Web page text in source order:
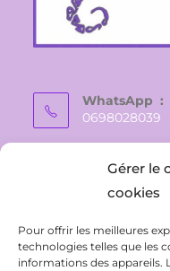
Gérer le
cookies
Pour offrir les meilleures
technologies telles que les
informations des appareils.
WhatsApp :
0698028039